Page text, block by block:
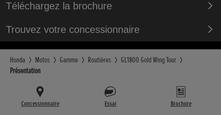
Téléchargez la brochure
Trouvez votre concessionnaire
Honda Motos Gamme Routières
GL1800 Gold Wing Tour
Présentation
Concessionnaire Essai Brochure